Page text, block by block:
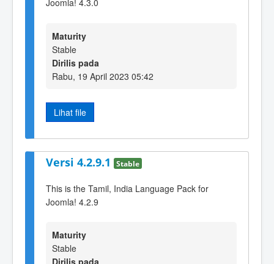
Joomla! 4.3.0
Maturity
Stable
Dirilis pada
Rabu, 19 April 2023 05:42
Lihat file
Versi 4.2.9.1 Stable
This is the Tamil, India Language Pack for
Joomla! 4.2.9
Maturity
Stable